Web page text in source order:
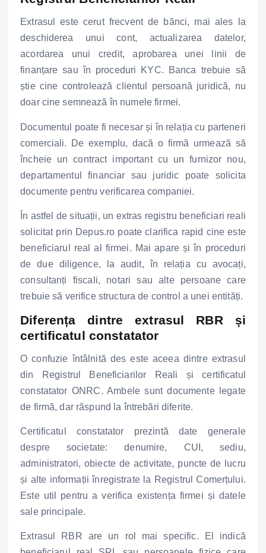
Extrasul este cerut frecvent de bănci, mai ales la
deschiderea unui cont, actualizarea datelor,
acordarea unui credit, aprobarea unei linii de
finanțare sau în proceduri KYC. Banca trebuie să
știe cine controlează clientul persoană juridică, nu
doar cine semnează în numele firmei.
Documentul poate fi necesar și în relația cu parteneri
comerciali. De exemplu, dacă o firmă urmează să
încheie un contract important cu un furnizor nou,
departamentul financiar sau juridic poate solicita
documente pentru verificarea companiei.
În astfel de situații, un extras registru beneficiari reali
solicitat prin Depus.ro poate clarifica rapid cine este
beneficiarul real al firmei. Mai apare și în proceduri
de due diligence, la audit, în relația cu avocați,
consultanți fiscali, notari sau alte persoane care
trebuie să verifice structura de control a unei entități.
Diferența dintre extrasul RBR și
certificatul constatator
O confuzie întâlnită des este aceea dintre extrasul
din Registrul Beneficiarilor Reali și certificatul
constatator ONRC. Ambele sunt documente legate
de firmă, dar răspund la întrebări diferite.
Certificatul constatator prezintă date generale
despre societate: denumire, CUI, sediu,
administratori, obiecte de activitate, puncte de lucru
și alte informații înregistrate la Registrul Comerțului.
Este util pentru a verifica existența firmei și datele
sale principale.
Extrasul RBR are un rol mai specific. El indică